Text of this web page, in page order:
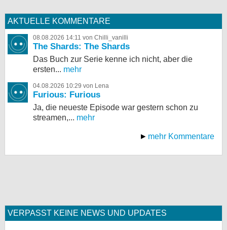
AKTUELLE KOMMENTARE
08.08.2026 14:11 von Chilli_vanilli
The Shards: The Shards
Das Buch zur Serie kenne ich nicht, aber die
ersten... mehr
04.08.2026 10:29 von Lena
Furious: Furious
Ja, die neueste Episode war gestern schon zu
streamen,... mehr
mehr Kommentare
VERPASST KEINE NEWS UND UPDATES